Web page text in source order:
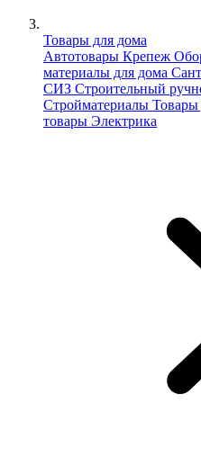
Товары для дома
Автотовары Крепеж
материалы для дома
СИЗ Строительный
Стройматериалы Товары
товары Электрика